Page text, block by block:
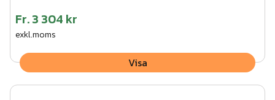
Fr.3 304 kr
exkl.moms
Visa